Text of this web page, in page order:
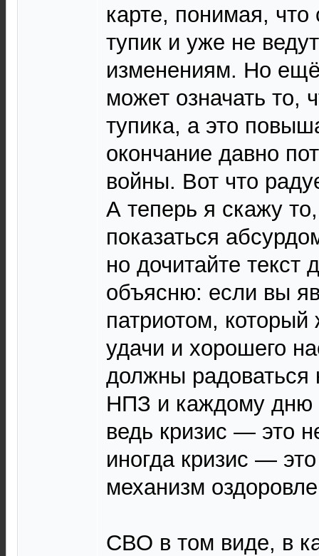
карте, понимая,
тупик и уже не
изменениям. Но
может означать то,
тупика, а это
окончание давно
войны. Вот что
А теперь я скажу
показаться
но дочитайте текст
объясню: если вы
патриотом, который
удачи и хорошего
должны
НПЗ и каждому
ведь кризис — это
иногда кризис —
механизм
СВО в том виде, в